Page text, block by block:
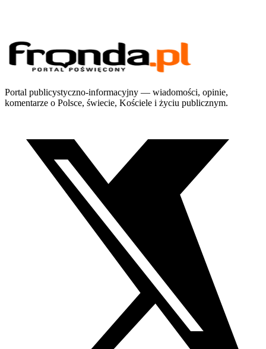
Portal publicystyczno-informacyjny — wiadomości, opinie,
komentarze o Polsce, świecie, Kościele i życiu publicznym.